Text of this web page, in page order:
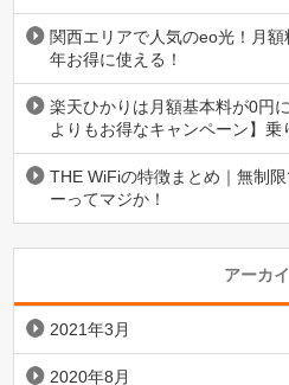
関西エリアで人気のeo光！月額
年お得に使える！
楽天ひかりは月額基本料が0円
よりもお得なキャンペーン】乗
THE WiFiの特徴まとめ｜無制
ーってマジか！
アーカ
2021年3月
2020年8月